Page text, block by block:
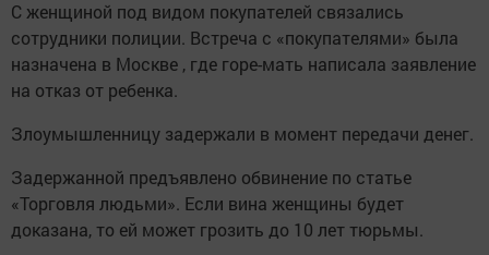
С женщиной под видом покупателей связались
сотрудники полиции. Встреча с «покупателями» была
назначена в Москве , где горе-мать написала заявление
на отказ от ребенка.
Злоумышленницу задержали в момент передачи денег.
Задержанной предъявлено обвинение по статье
«Торговля людьми». Если вина женщины будет
доказана, то ей может грозить до 10 лет тюрьмы.